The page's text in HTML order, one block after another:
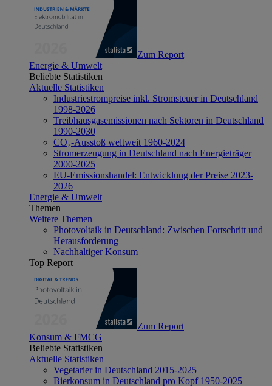
Zum Report
Energie & Umwelt
Beliebte Statistiken
Aktuelle Statistiken
Industriestrompreise inkl. Stromsteuer in Deutschland
1998-2026
Treibhausgasemissionen nach Sektoren in Deutschland
1990-2030
CO₂-Ausstoß weltweit 1960-2024
Stromerzeugung in Deutschland nach Energieträger
2000-2025
EU-Emissionshandel: Entwicklung der Preise 2023-
2026
Energie & Umwelt
Themen
Weitere Themen
Photovoltaik in Deutschland: Zwischen Fortschritt und
Herausforderung
Nachhaltiger Konsum
Top Report
Zum Report
Konsum & FMCG
Beliebte Statistiken
Aktuelle Statistiken
Vegetarier in Deutschland 2015-2025
Bierkonsum in Deutschland pro Kopf 1950-2025